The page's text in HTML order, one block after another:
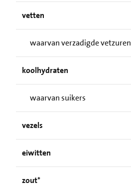
vetten
waarvan verzadigde vetzuren
koolhydraten
waarvan suikers
vezels
eiwitten
zout*